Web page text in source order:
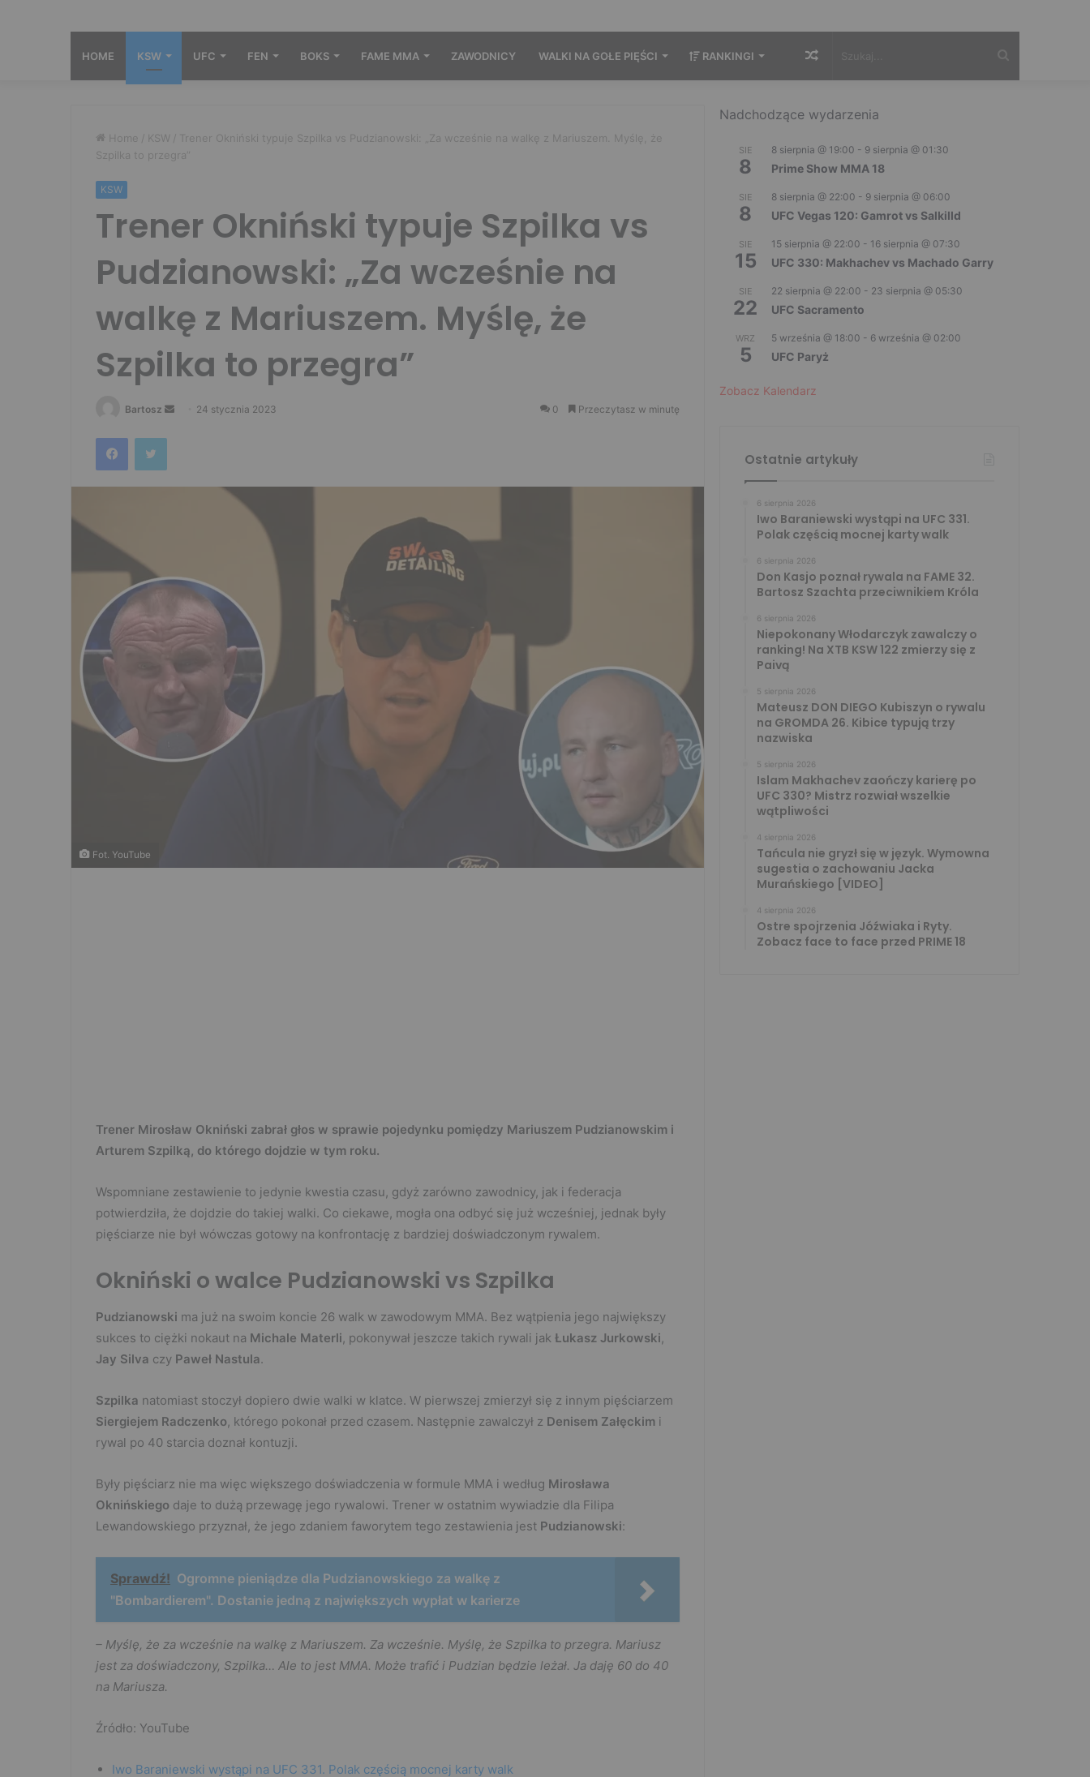
HOME KSW UFC FEN BOKS FAME MMA ZAWODNICY WALKI NA GOŁE PIĘŚCI RANKINGI Losowy
Home / KSW /
Trener Okniński typuje Szpilka vs Pudzianowski: „Za wcześnie na walkę z Mariuszem. Myślę, że
Szpilka to przegra”
KSW
Trener Okniński typuje Szpilka vs
Pudzianowski: „Za wcześnie na
walkę z Mariuszem. Myślę, że
Szpilka to przegra”
Bartosz
Send 24 stycznia 2023 0 Przeczytasz w minutę
FacebookTwitter
Fot. YouTube
Trener Mirosław Okniński zabrał głos w sprawie pojedynku pomiędzy Mariuszem Pudzianowskim i
Arturem Szpilką, do którego dojdzie w tym roku.
Wspomniane zestawienie to jedynie kwestia czasu, gdyż zarówno zawodnicy, jak i federacja
potwierdziła, że dojdzie do takiej walki. Co ciekawe, mogła ona odbyć się już wcześniej, jednak były
pięściarze nie był wówczas gotowy na konfrontację z bardziej doświadczonym rywalem.
Okniński o walce Pudzianowski vs Szpilka
Pudzianowski ma już na swoim koncie 26 walk w zawodowym MMA. Bez wątpienia jego największy
sukces to ciężki nokaut na Michale Materli, pokonywał jeszcze takich rywali jak Łukasz Jurkowski,
Jay Silva czy Paweł Nastula.
Szpilka natomiast stoczył dopiero dwie walki w klatce. W pierwszej zmierzył się z innym pięściarzem
Siergiejem Radczenko, którego pokonał przed czasem. Następnie zawalczył z Denisem Załęckim i
rywal po 40 starcia doznał kontuzji.
Były pięściarz nie ma więc większego doświadczenia w formule MMA i według Mirosława
Oknińskiego daje to dużą przewagę jego rywalowi. Trener w ostatnim wywiadzie dla Filipa
Lewandowskiego przyznał, że jego zdaniem faworytem tego zestawienia jest Pudzianowski:
Sprawdź! Ogromne pieniądze dla Pudzianowskiego za walkę z
"Bombardierem". Dostanie jedną z największych wypłat w karierze
– Myślę, że za wcześnie na walkę z Mariuszem. Za wcześnie. Myślę, że Szpilka to przegra. Mariusz
jest za doświadczony, Szpilka… Ale to jest MMA. Może trafić i Pudzian będzie leżał. Ja daję 60 do 40
na Mariusza.
Źródło: YouTube
Iwo Baraniewski wystąpi na UFC 331. Polak częścią mocnej karty walk
Nadchodzące wydarzenia
SIE
8
8 sierpnia @ 19:00 - 9 sierpnia @ 01:30
Prime Show MMA 18
SIE
8
8 sierpnia @ 22:00 - 9 sierpnia @ 06:00
UFC Vegas 120: Gamrot vs Salkilld
SIE
15
15 sierpnia @ 22:00 - 16 sierpnia @ 07:30
UFC 330: Makhachev vs Machado Garry
SIE
22
22 sierpnia @ 22:00 - 23 sierpnia @ 05:30
UFC Sacramento
WRZ
5
5 września @ 18:00 - 6 września @ 02:00
UFC Paryż
Zobacz Kalendarz
Ostatnie artykuły
6 sierpnia 2026
Iwo Baraniewski wystąpi na UFC 331.
Polak częścią mocnej karty walk
6 sierpnia 2026
Don Kasjo poznał rywala na FAME 32.
Bartosz Szachta przeciwnikiem Króla
6 sierpnia 2026
Niepokonany Włodarczyk zawalczy o
ranking! Na XTB KSW 122 zmierzy się z
Paivą
5 sierpnia 2026
Mateusz DON DIEGO Kubiszyn o rywalu
na GROMDA 26. Kibice typują trzy
nazwiska
5 sierpnia 2026
Islam Makhachev zaończy karierę po
UFC 330? Mistrz rozwiał wszelkie
wątpliwości
4 sierpnia 2026
Tańcula nie gryzł się w język. Wymowna
sugestia o zachowaniu Jacka
Murańskiego [VIDEO]
4 sierpnia 2026
Ostre spojrzenia Jóźwiaka i Ryty.
Zobacz face to face przed PRIME 18